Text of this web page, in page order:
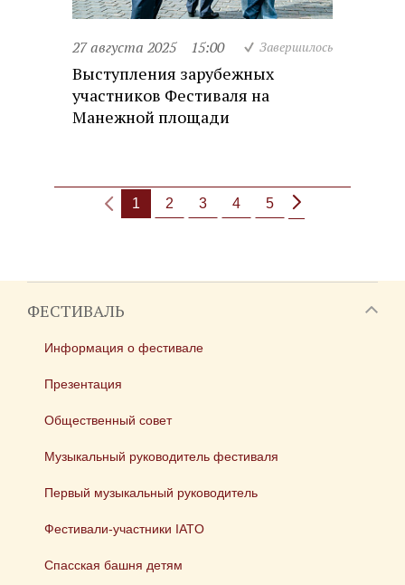
27 августа 2025 15:00 Завершилось
Выступления зарубежных
участников Фестиваля на
Манежной площади
1 2 3 4 5
ФЕСТИВАЛЬ
Информация о фестивале
Презентация
Общественный совет
Музыкальный руководитель фестиваля
Первый музыкальный руководитель
Фестивали-участники IATO
Спасская башня детям